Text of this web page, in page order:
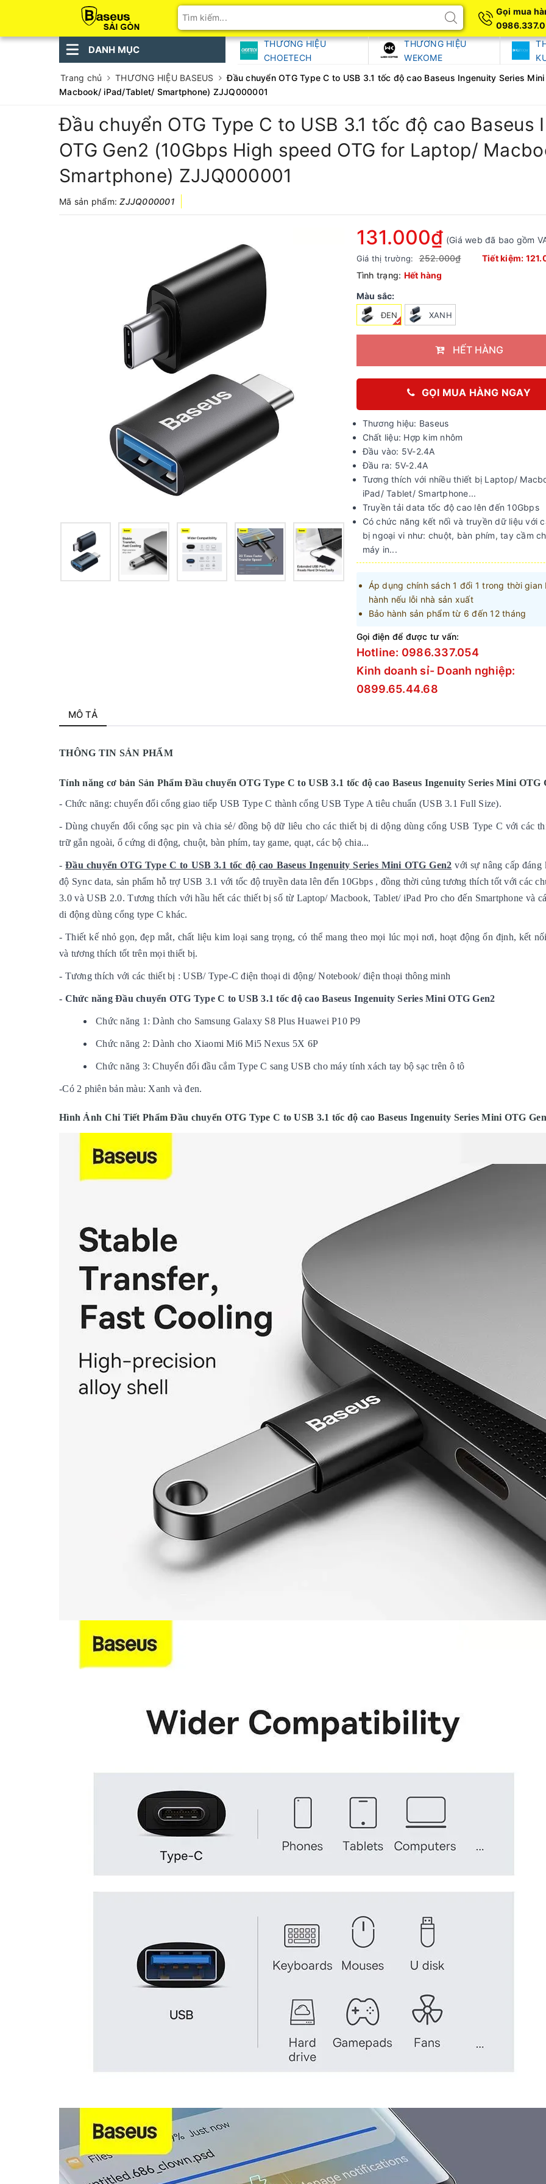
Gọi mua
DANH MỤC
THƯƠNG HIỆU
CHOETECH
THƯƠNG HIỆU
WEKOME
Trang chủ
THƯƠNG HIỆU BASEUS
Đầu chuyển OTG Type C to USB 3.1 tốc độ cao Baseus Ingenuity Series
Macbook/ iPad/Tablet/ Smartphone) ZJJQ000001
Đầu chuyển OTG Type C to USB 3.1 tốc độ cao Baseus
OTG Gen2 (10Gbps High speed OTG for Laptop/
Smartphone) ZJJQ000001
Mã sản phẩm:ZJJQ000001
131.000₫ (Giá web đã bao gồm
Giá thị trường: 252.000₫ Tiết kiệm:
Tình trạng: Hết hàng
Màu sắc:
ĐEN XANH
HẾT HÀNG
GỌI MUA HÀNG NGAY
Thương hiệu: Baseus
Chất liệu: Hợp kim nhôm
Đầu vào: 5V-2.4A
Đầu ra: 5V-2.4A
Tương thích với nhiều thiết bị Laptop/
iPad/ Tablet/ Smartphone...
Truyền tải data tốc độ cao lên đến 10Gbps
Có chức năng kết nối và truyền dữ liệu với
bị ngoại vi như: chuột, bàn phím, tay cầm
máy in...
Áp dụng chính sách 1 đổi 1 trong thời gian
hành nếu lỗi nhà sản xuất
Bảo hành sản phẩm từ 6 đến 12 tháng
Gọi điện để được tư vấn:
Hotline: 0986.337.054
Kinh doanh sỉ- Doanh nghiệp:
0899.65.44.68
MÔ TẢ
THÔNG TIN SẢN PHẨM
Tính năng cơ bản Sản Phẩm Đầu chuyển OTG Type C to USB 3.1 tốc độ cao Baseus Ingenuity Series Mini OTG
- Chức năng: chuyển đổi cổng giao tiếp USB Type C thành cổng USB Type A tiêu chuẩn (USB 3.1 Full Size).
- Dùng chuyển đổi cổng sạc pin và chia sẻ/ đồng bộ dữ liêu cho các thiết bị di dộng dùng cổng USB Type C với các
trữ gắn ngoài, ổ cứng di động, chuột, bàn phím, tay game, quạt, các bộ chia...
-Đầu chuyển OTG Type C to USB 3.1 tốc độ cao Baseus Ingenuity Series Mini OTG Gen2 với sự nâng cấp đáng
độ Sync data, sản phẩm hỗ trợ USB 3.1 với tốc độ truyền data lên đến 10Gbps , đồng thời củng tương thích tốt với các
3.0 và USB 2.0. Tương thích với hầu hết các thiết bị số từ Laptop/ Macbook, Tablet/ iPad Pro cho đến Smartphone và
di động dùng cổng type C khác.
- Thiết kế nhỏ gọn, đẹp mắt, chất liệu kim loại sang trọng, có thể mang theo mọi lúc mọi nơi, hoạt động ổn định, kết
và tương thích tốt trên mọi thiết bị.
- Tương thích với các thiết bị : USB/ Type-C điện thoại di động/ Notebook/ điện thoại thông minh
- Chức năng Đầu chuyển OTG Type C to USB 3.1 tốc độ cao Baseus Ingenuity Series Mini OTG Gen2
Chức năng 1: Dành cho Samsung Galaxy S8 Plus Huawei P10 P9
Chức năng 2: Dành cho Xiaomi Mi6 Mi5 Nexus 5X 6P
Chức năng 3: Chuyển đổi đầu cắm Type C sang USB cho máy tính xách tay bộ sạc trên ô tô
-Có 2 phiên bản màu: Xanh và đen.
Hình Ảnh Chi Tiết Phẩm Đầu chuyển OTG Type C to USB 3.1 tốc độ cao Baseus Ingenuity Series Mini OTG